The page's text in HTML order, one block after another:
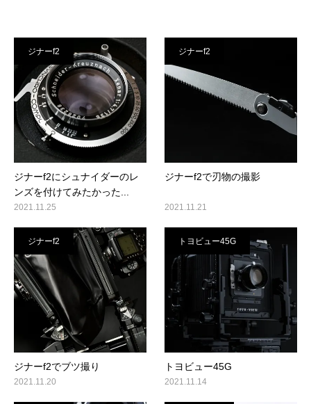
ジナーf2
ジナーf2にシュナイダーのレ
ンズを付けてみたかった...
2021.11.25
ジナーf2
ジナーf2で刃物の撮影
2021.11.21
ジナーf2
ジナーf2でブツ撮り
2021.11.20
トヨビュー45G
トヨビュー45G
2021.11.14